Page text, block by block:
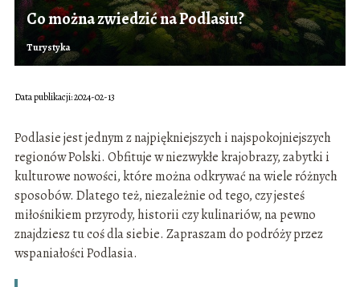
Co można zwiedzić na Podlasiu?
Turystyka
Data publikacji: 2024-02-13
Podlasie jest jednym z najpiękniejszych i najspokojniejszych
regionów Polski. Obfituje w niezwykłe krajobrazy, zabytki i
kulturowe nowości, które można odkrywać na wiele różnych
sposobów. Dlatego też, niezależnie od tego, czy jesteś
miłośnikiem przyrody, historii czy kulinariów, na pewno
znajdziesz tu coś dla siebie. Zapraszam do podróży przez
wspaniałości Podlasia.